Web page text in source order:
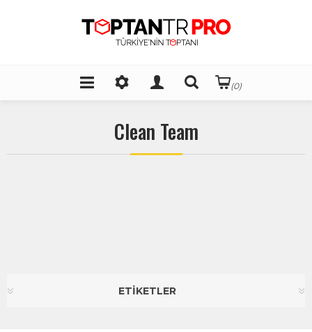
(0)
Clean Team
ETİKETLER